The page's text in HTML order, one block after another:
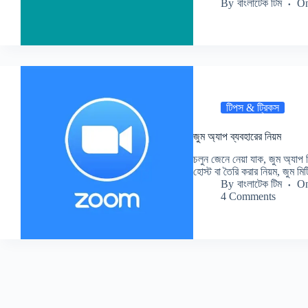
By বাংলাটেক টিম
টিপস & ট্রিকস
জুম অ্যাপ ব্যবহারের নিয়ম
চলুন জেনে নেয়া যাক, জুম অ্যাপ
হোস্ট বা তৈরি করার নিয়ম, জুম
By বাংলাটেক টিম
4 Comments